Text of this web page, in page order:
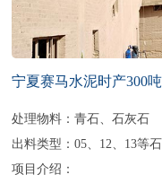
宁夏赛马水泥时产300
处理物料：青石、石灰石
出料类型：05、12、13等
项目介绍：